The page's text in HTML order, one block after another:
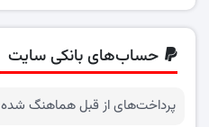
حساب‌های بانکی سایت
پرداخت‌های از قبل هماهنگ شده